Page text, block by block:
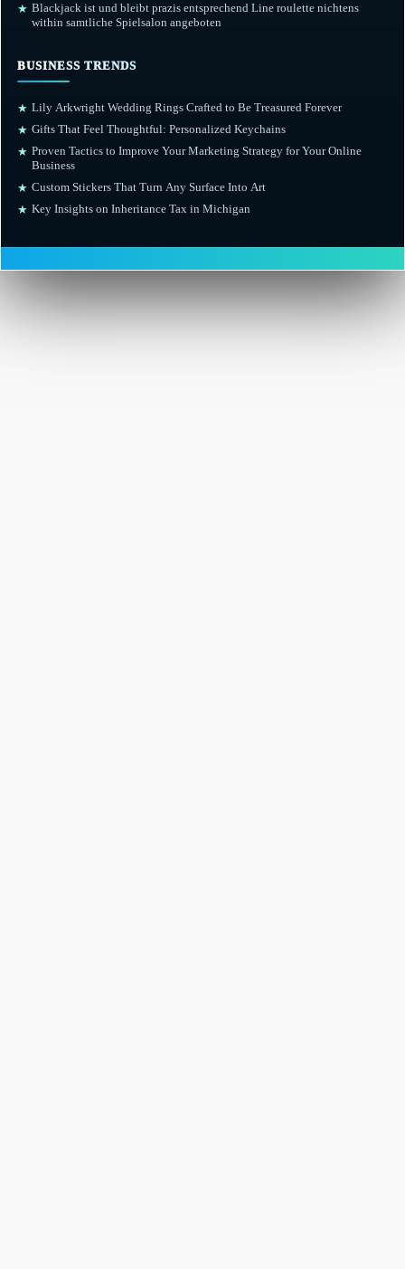
★ Blackjack ist und bleibt prazis entsprechend Line roulette nichtens
within samtliche Spielsalon angeboten
BUSINESS TRENDS
★ Lily Arkwright Wedding Rings Crafted to Be Treasured Forever
★ Gifts That Feel Thoughtful: Personalized Keychains
★ Proven Tactics to Improve Your Marketing Strategy for Your Online
Business
★ Custom Stickers That Turn Any Surface Into Art
★ Key Insights on Inheritance Tax in Michigan